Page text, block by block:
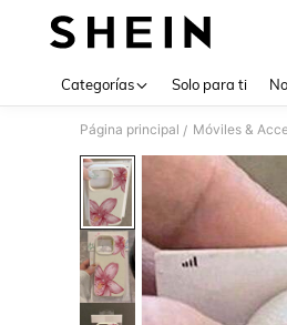
Categorías Solo para ti
Página principal / Móviles &